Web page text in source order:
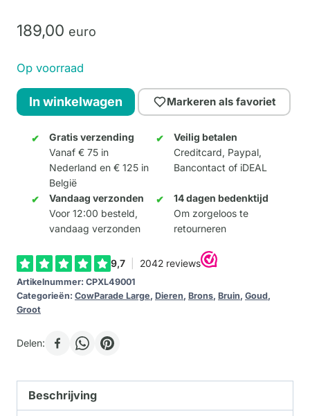
189,00 euro
Op voorraad
Penny
Bull
(XL)
aantal
In winkelwagen Markeren als favoriet
Gratis verzending
Vanaf € 75 in
Nederland en € 125 in
België
Veilig betalen
Creditcard, Paypal,
Bancontact of iDEAL
Vandaag verzonden
Voor 12:00 besteld,
vandaag verzonden
14 dagen bedenktijd
Om zorgeloos te
retourneren
Artikelnummer: CPXL49001
Categorieën: CowParade Large, Dieren, Brons, Bruin, Goud,
Groot
Delen:
Beschrijving